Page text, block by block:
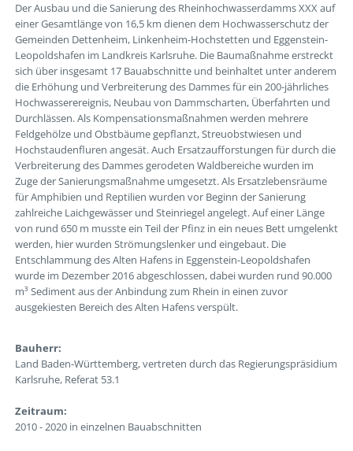
Der Ausbau und die Sanierung des Rheinhochwasserdamms XXX auf
einer Gesamtlänge von 16,5 km dienen dem Hochwasserschutz der
Gemeinden Dettenheim, Linkenheim-Hochstetten und Eggenstein-
Leopoldshafen im Landkreis Karlsruhe. Die Baumaßnahme erstreckt
sich über insgesamt 17 Bauabschnitte und beinhaltet unter anderem
die Erhöhung und Verbreiterung des Dammes für ein 200-jährliches
Hochwasserereignis, Neubau von Dammscharten, Überfahrten und
Durchlässen. Als Kompensationsmaßnahmen werden mehrere
Feldgehölze und Obstbäume gepflanzt, Streuobstwiesen und
Hochstaudenfluren angesät. Auch Ersatzaufforstungen für durch die
Verbreiterung des Dammes gerodeten Waldbereiche wurden im
Zuge der Sanierungsmaßnahme umgesetzt. Als Ersatzlebensräume
für Amphibien und Reptilien wurden vor Beginn der Sanierung
zahlreiche Laichgewässer und Steinriegel angelegt. Auf einer Länge
von rund 650 m musste ein Teil der Pfinz in ein neues Bett umgelenkt
werden, hier wurden Strömungslenker und eingebaut. Die
Entschlammung des Alten Hafens in Eggenstein-Leopoldshafen
wurde im Dezember 2016 abgeschlossen, dabei wurden rund 90.000
m³ Sediment aus der Anbindung zum Rhein in einen zuvor
ausgekiesten Bereich des Alten Hafens verspült.
Bauherr:
Land Baden-Württemberg, vertreten durch das Regierungspräsidium
Karlsruhe, Referat 53.1
Zeitraum:
2010 - 2020 in einzelnen Bauabschnitten